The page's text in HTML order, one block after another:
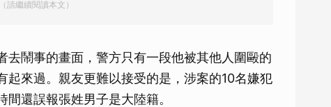
請繼續閱讀本文）
去鬧事的畫面，警方只有一段他被其他人圍毆的
起來過。親友更難以接受的是，涉案的10名嫌犯
還誤報張姓男子是大陸籍。